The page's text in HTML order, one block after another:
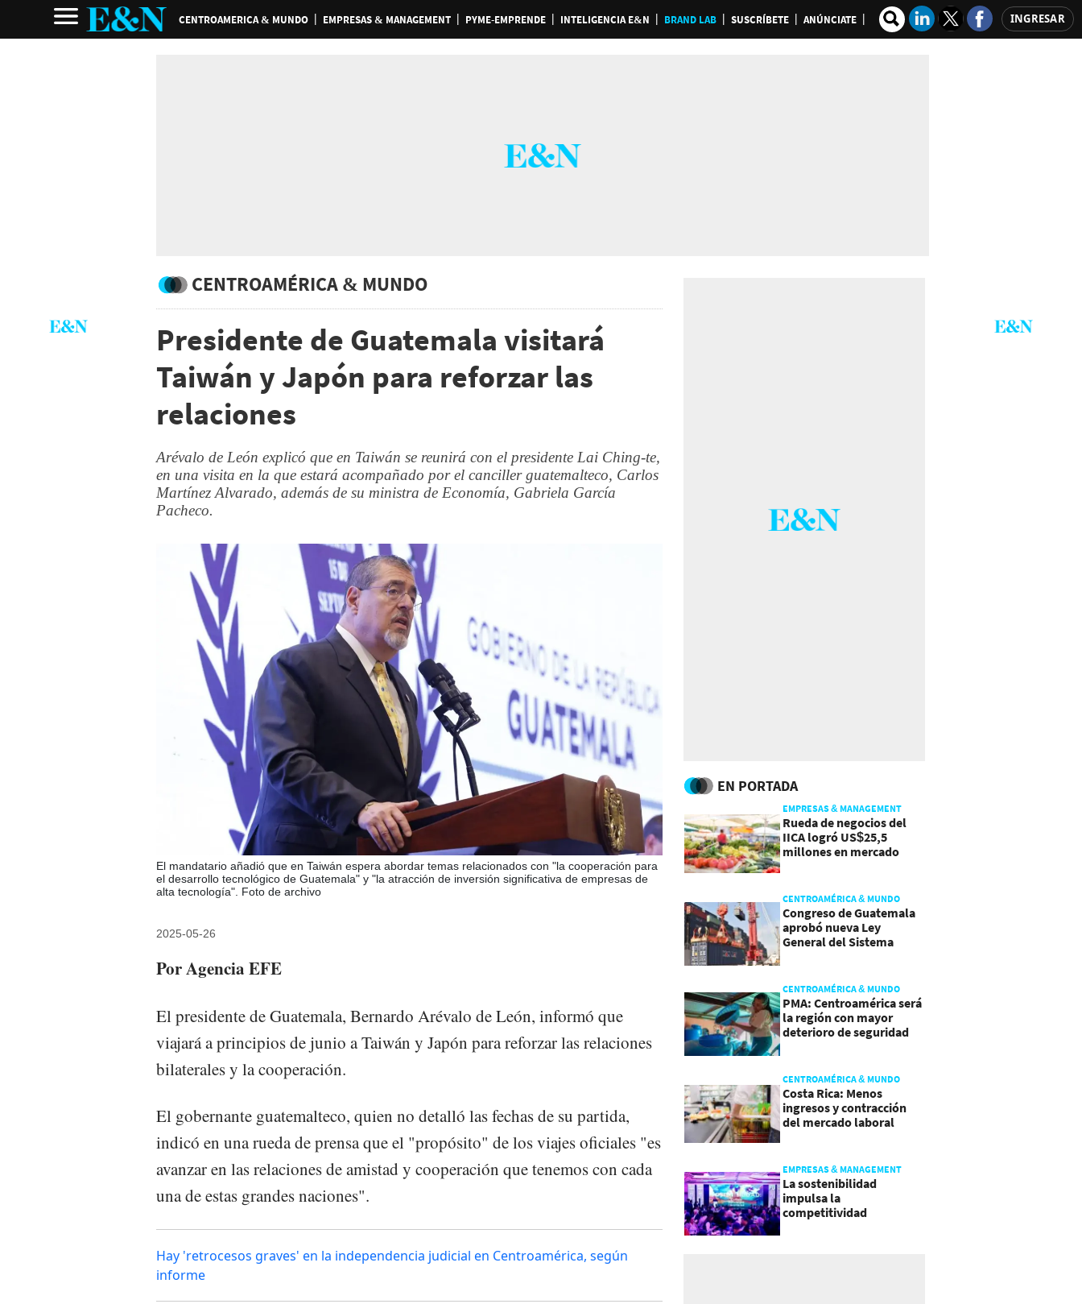
CENTROAMERICA & MUNDO EMPRESAS & MANAGEMENT PYME-EMPRENDE INTELIGENCIA E&N BRAND LAB SUSCRÍBETE ANÚNCIATE INGRESAR
CENTROAMÉRICA & MUNDO
Presidente de Guatemala visitará
Taiwán y Japón para reforzar las
relaciones
Arévalo de León explicó que en Taiwán se reunirá con el presidente Lai Ching-te,
en una visita en la que estará acompañado por el canciller guatemalteco, Carlos
Martínez Alvarado, además de su ministra de Economía, Gabriela García
Pacheco.
El mandatario añadió que en Taiwán espera abordar temas relacionados con "la cooperación para
el desarrollo tecnológico de Guatemala" y "la atracción de inversión significativa de empresas de
alta tecnología". Foto de archivo
2025-05-26
Por Agencia EFE
El presidente de Guatemala, Bernardo Arévalo de León, informó que
viajará a principios de junio a Taiwán y Japón para reforzar las relaciones
bilaterales y la cooperación.
El gobernante guatemalteco, quien no detalló las fechas de su partida,
indicó en una rueda de prensa que el "propósito" de los viajes oficiales "es
avanzar en las relaciones de amistad y cooperación que tenemos con cada
una de estas grandes naciones".
Hay 'retrocesos graves' en la independencia judicial en Centroamérica, según
informe
EN PORTADA
EMPRESAS & MANAGEMENT
Rueda de negocios del
IICA logró US$25,5
millones en mercado
CENTROAMÉRICA & MUNDO
Congreso de Guatemala
aprobó nueva Ley
General del Sistema
CENTROAMÉRICA & MUNDO
PMA: Centroamérica será
la región con mayor
deterioro de seguridad
CENTROAMÉRICA & MUNDO
Costa Rica: Menos
ingresos y contracción
del mercado laboral
EMPRESAS & MANAGEMENT
La sostenibilidad
impulsa la
competitividad